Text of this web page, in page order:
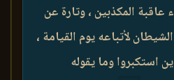
عاقبة المكذبين ، وتارة عن
لأتباعه يوم القيامة ،
استكبروا وما يقوله